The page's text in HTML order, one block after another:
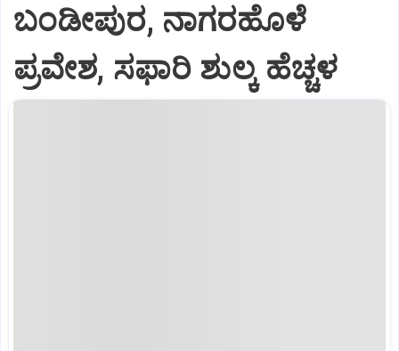
ಬಂಡೀಪುರ, ನಾಗರಹೊಳೆ
ಪ್ರವೇಶ, ಸಫಾರಿ ಶುಲ್ಕ ಹೆಚ್ಚಳ